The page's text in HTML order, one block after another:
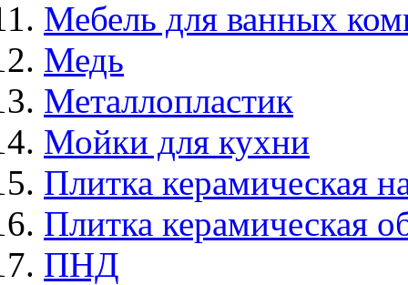
Мебель для ванных
Медь
Металлопластик
Мойки для кухни
Плитка керамическая
Плитка керамическая
ПНД